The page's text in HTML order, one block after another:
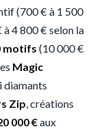
(700 € à 1 500
4 800 € selon la
motifs (10 000 €
Magic
diamants
Zip, créations
000 €aux